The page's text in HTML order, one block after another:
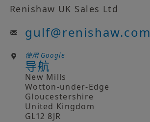
Renishaw UK Sales Ltd
gulf@renishaw.com
使用 Google
导航
New Mills
Wotton-under-Edge
Gloucestershire
United Kingdom
GL12 8JR